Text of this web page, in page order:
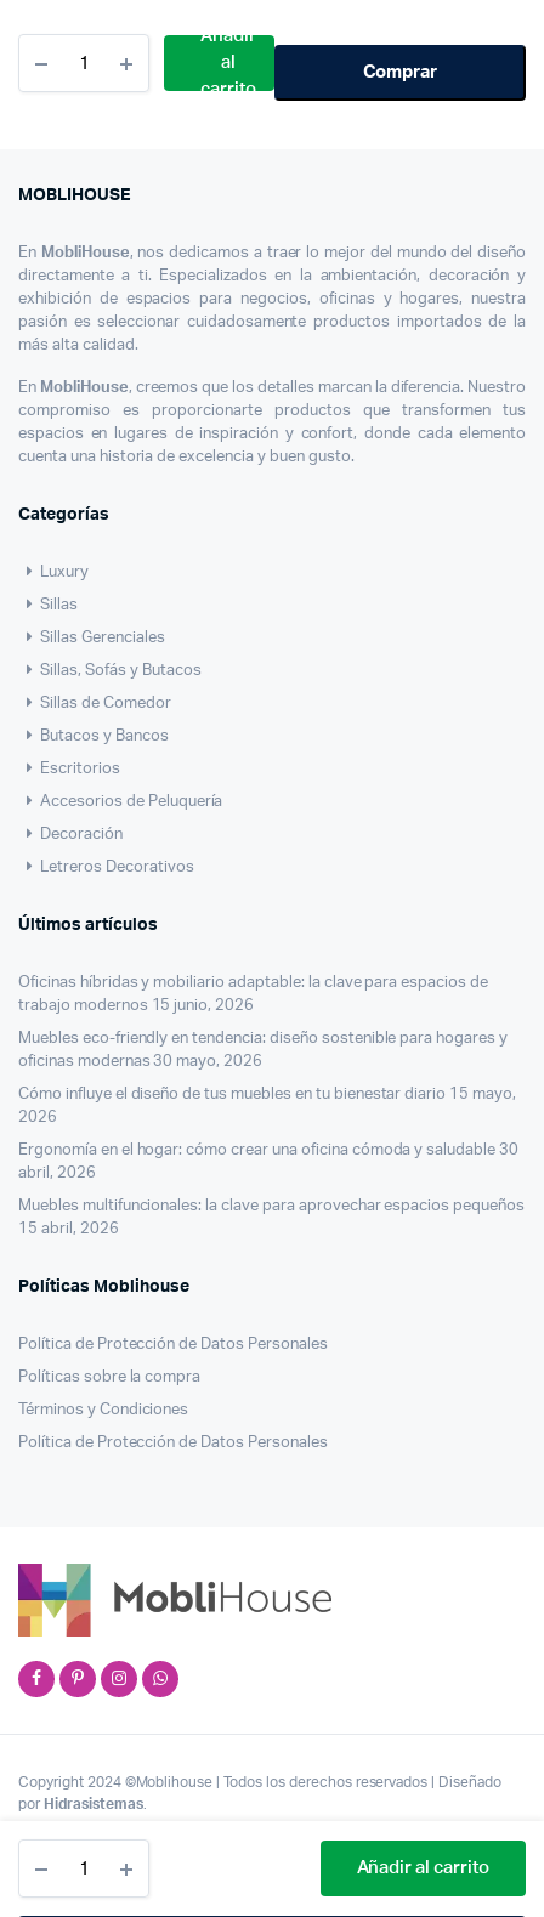
Silla
Gamer
Añadir al carrito
Silla
Gamer
Añadir
al
carrito
Comprar
MOBLIHOUSE
En MobliHouse, nos dedicamos a traer lo mejor del mundo del diseño
directamente a ti. Especializados en la ambientación, decoración y
exhibición de espacios para negocios, oficinas y hogares, nuestra
pasión es seleccionar cuidadosamente productos importados de la
más alta calidad.
En MobliHouse, creemos que los detalles marcan la diferencia. Nuestro
compromiso es proporcionarte productos que transformen tus
espacios en lugares de inspiración y confort, donde cada elemento
cuenta una historia de excelencia y buen gusto.
Categorías
Luxury
Sillas
Sillas Gerenciales
Sillas, Sofás y Butacos
Sillas de Comedor
Butacos y Bancos
Escritorios
Accesorios de Peluquería
Decoración
Letreros Decorativos
Últimos artículos
Oficinas híbridas y mobiliario adaptable: la clave para espacios de
trabajo modernos 15 junio, 2026
Muebles eco-friendly en tendencia: diseño sostenible para hogares y
oficinas modernas 30 mayo, 2026
Cómo influye el diseño de tus muebles en tu bienestar diario 15 mayo,
2026
Ergonomía en el hogar: cómo crear una oficina cómoda y saludable 30
abril, 2026
Muebles multifuncionales: la clave para aprovechar espacios pequeños
15 abril, 2026
Políticas Moblihouse
Política de Protección de Datos Personales
Políticas sobre la compra
Términos y Condiciones
Política de Protección de Datos Personales
Copyright 2024 ©Moblihouse | Todos los derechos reservados | Diseñado
por Hidrasistemas.